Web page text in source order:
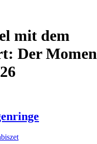
mit dem
Der